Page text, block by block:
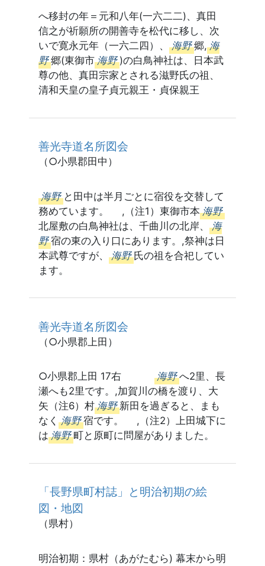
へ移封の年＝元和八年(一六二二)、真田
信之が祈願所の開善寺を松代に移し、次
いで寛永元年（一六二四）、 海野 郷, 海
野 郷(東御市 海野 )の白鳥神社は、日本武
尊の他、真田宗家とされる滋野氏の祖、
清和天皇の皇子貞元親王・貞保親王
善光寺道名所図会
（○小県郡田中）
海野 と田中は半月ごとに宿役を交替して
務めています。 ,（注1）東御市本 海野
北屋敷の白鳥神社は、千曲川の北岸、 海
野 宿の東の入り口にあります。,祭神は日
本武尊ですが、 海野 氏の祖を合祀してい
ます。
善光寺道名所図会
（○小県郡上田）
○小県郡上田 17右 海野 へ2里、長
瀬へも2里です。,加賀川の橋を渡り、大
矢（注6）村 海野 新田を過ぎると、まも
なく 海野 宿です。 ,（注2）上田城下に
は 海野 町と原町に問屋がありました。
「長野県町村誌」と明治初期の絵
図・地図
（県村）
明治初期：県村（あがたむら) 幕末から明